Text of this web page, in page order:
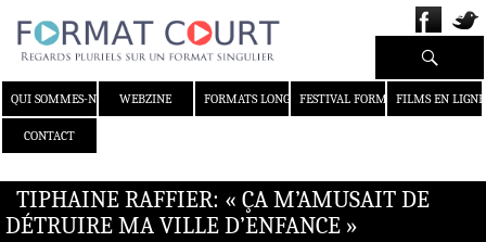
QUI SOMMES-NOUS ?WEBZINE FORMATS LONGS FESTIVAL FORMAT COURT
FILMS EN LIGNE
CONTACT
Recherche
TIPHAINE RAFFIER: « ÇA M’AMUSAIT DE
DÉTRUIRE MA VILLE D’ENFANCE »